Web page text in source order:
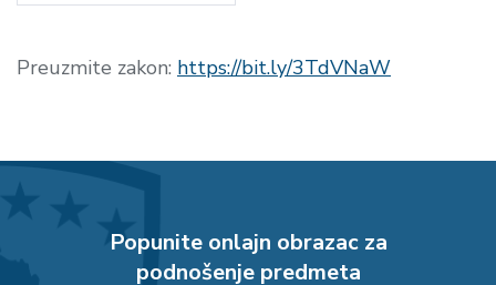
Preuzmite zakon: https://bit.ly/3TdVNaW
Popunite onlajn obrazac za
podnošenje predmeta